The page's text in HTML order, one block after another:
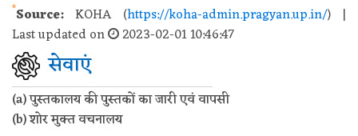
*Source: KOHA (https://koha-admin.pragyan.up.in/) |
Last updated on
2023-02-01 10:46:47
सेवाएं
(a) पुस्तकालय की पुस्तकों का जारी एवं वापसी
(b) शोर मुक्त वचनालय